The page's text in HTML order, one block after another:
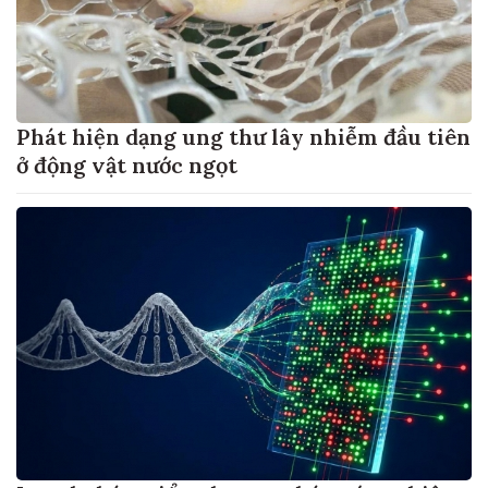
Phát hiện dạng ung thư lây nhiễm đầu tiên
ở động vật nước ngọt